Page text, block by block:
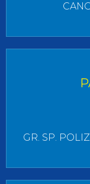
GR. SP.